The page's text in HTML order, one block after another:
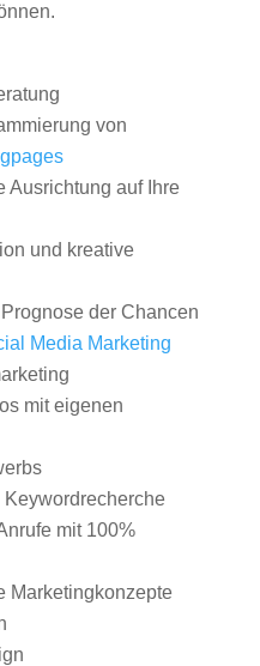
von
Ausrichtung auf Ihre
und kreative
der Chancen
Media Marketing
mit eigenen
mit 100%
Marketingkonzepte